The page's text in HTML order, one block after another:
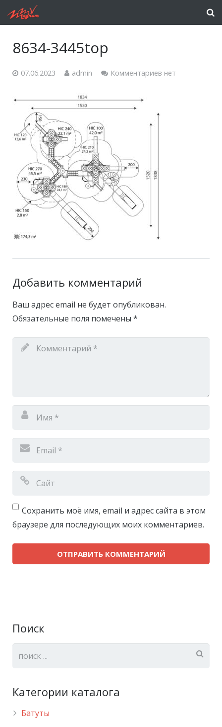
8634-3445top
07.06.2023 admin Комментариев нет
Добавить комментарий
Ваш адрес email не будет опубликован.
Обязательные поля помечены *
Сохранить моё имя, email и адрес сайта в этом
браузере для последующих моих комментариев.
Поиск
Категории каталога
Батуты